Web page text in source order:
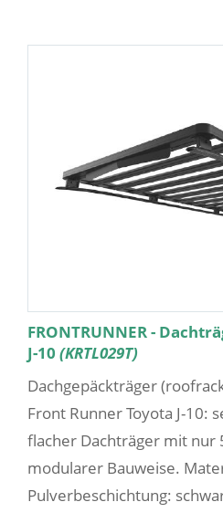
FRONTRUNNER -
J-10 (KRTL029T)
Dachgepäckträger
Front Runner Toyota J-10:
flacher Dachträger mit nur
modularer Bauweise.
Pulverbeschichtung: